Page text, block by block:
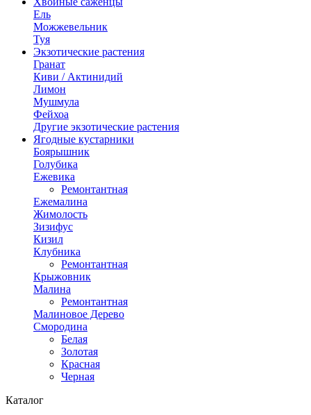
Ель
Можжевельник
Туя
Экзотические растения
Гранат
Киви / Актинидий
Лимон
Мушмула
Фейхоа
Другие экзотические растения
Ягодные кустарники
Боярышник
Голубика
Ежевика
Ремонтантная
Ежемалина
Жимолость
Зизифус
Кизил
Клубника
Ремонтантная
Крыжовник
Малина
Ремонтантная
Малиновое Дерево
Смородина
Белая
Золотая
Красная
Черная
Каталог